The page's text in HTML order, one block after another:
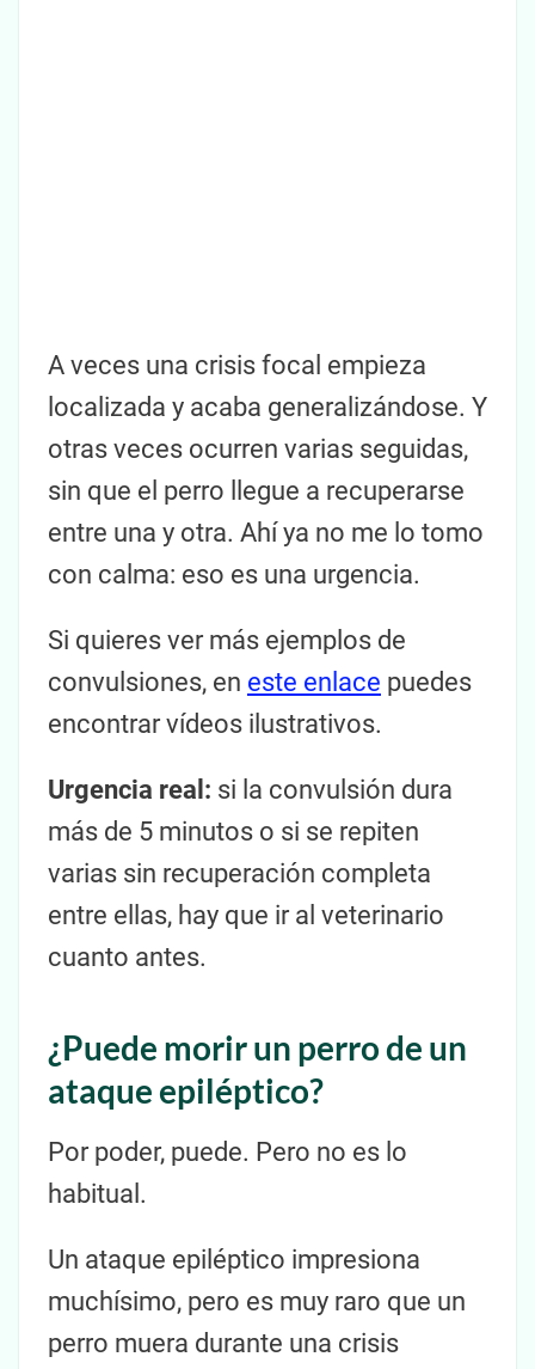
A veces una crisis focal empieza
localizada y acaba generalizándose. Y
otras veces ocurren varias seguidas,
sin que el perro llegue a recuperarse
entre una y otra. Ahí ya no me lo tomo
con calma: eso es una urgencia.
Si quieres ver más ejemplos de
convulsiones, en este enlace puedes
encontrar vídeos ilustrativos.
Urgencia real: si la convulsión dura
más de 5 minutos o si se repiten
varias sin recuperación completa
entre ellas, hay que ir al veterinario
cuanto antes.
¿Puede morir un perro de un
ataque epiléptico?
Por poder, puede. Pero no es lo
habitual.
Un ataque epiléptico impresiona
muchísimo, pero es muy raro que un
perro muera durante una crisis